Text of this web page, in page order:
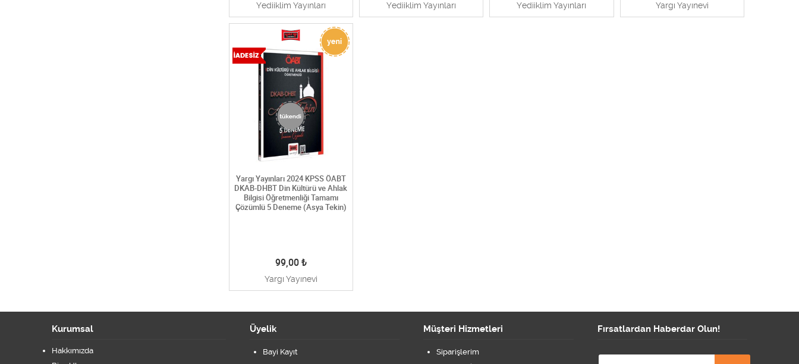
Yediiklim Yayınları Yediiklim Yayınları Yediiklim Yayınları Yargı Yayınevi
Yargı Yayınları 2024 KPSS ÖABT
DKAB-DHBT Din Kültürü ve Ahlak
Bilgisi Öğretmenliği Tamamı
Çözümlü 5 Deneme (Asya Tekin)
99,00₺
Yargı Yayınevi
Kurumsal
Hakkımızda
Üyelik
Bayi Kayıt
Müşteri Hizmetleri
Siparişlerim
Fırsatlardan Haberdar Olun!